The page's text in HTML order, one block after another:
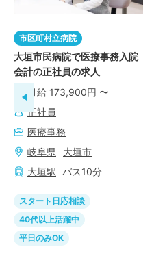
市区町村立病院
大垣市民病院で医療事務入院
会計の正社員の求人
月給 173,900円 〜
正社員
医療事務
岐阜県
大垣市
大垣駅 バス10分
スタート日応相談
40代以上活躍中
平日のみOK